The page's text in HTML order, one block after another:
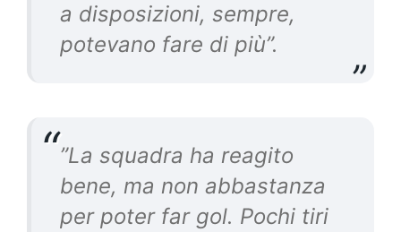
a disposizioni, sempre,
potevano fare di più”.
”La squadra ha reagito
bene, ma non abbastanza
per poter far gol. Pochi tiri